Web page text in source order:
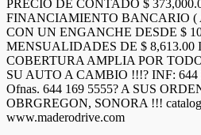
PRECIO DE CONTADO $
FINANCIAMIENTO BANCARIO (
CON UN ENGANCHE DESDE $
MENSUALIDADES DE $ 8,613.00
COBERTURA AMPLIA POR
SU AUTO A CAMBIO !!!? INF: 644
Ofnas. 644 169 5555? A SUS
OBRGREGON, SONORA !!!
www.maderodrive.com